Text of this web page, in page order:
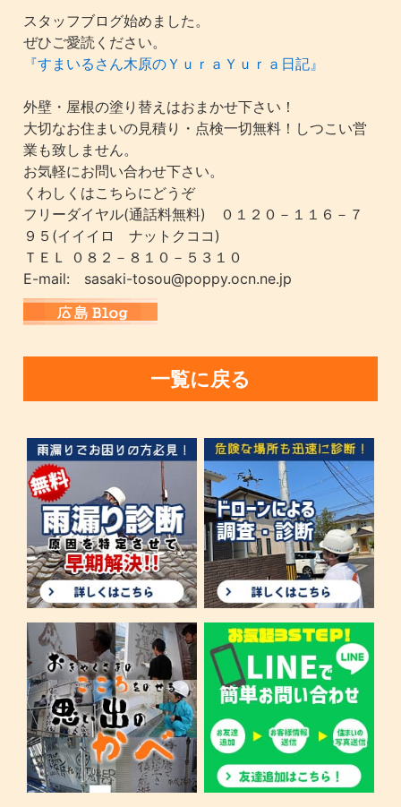
スタッフブログ始めました。
ぜひご愛読ください。
『すまいるさん木原のＹｕｒａＹｕｒａ日記』
外壁・屋根の塗り替えはおまかせ下さい！
大切なお住まいの見積り・点検一切無料！しつこい営
業も致しません。
お気軽にお問い合わせ下さい。
くわしくはこちらにどうぞ
フリーダイヤル(通話料無料) ０１２０－１１６－７
９５(イイイロ ナットクココ)
ＴＥＬ ０８２－８１０－５３１０
E-mail: sasaki-tosou@poppy.ocn.ne.jp
一覧に戻る